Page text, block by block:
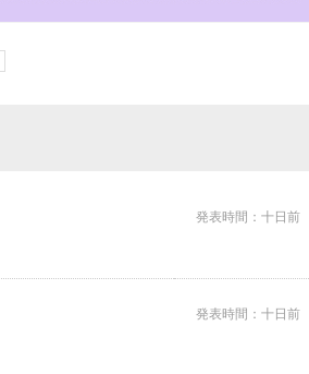
発表時間：十日前
発表時間：十日前